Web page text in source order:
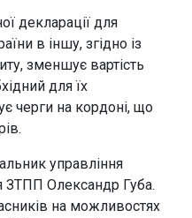
декларації для
в іншу, згідно із
зменшує вартість
для їх
черги на кордоні, що
управління
ЗТПП Олександр Губа.
на можливостях